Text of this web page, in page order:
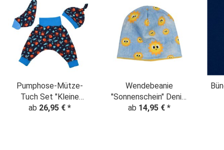
Pumphose-Mütze-
Tuch Set "Kleine
Krebse"
ab 26,95 € *
Wendebeanie
"Sonnenschein" Denim
Look
ab 14,95 € *